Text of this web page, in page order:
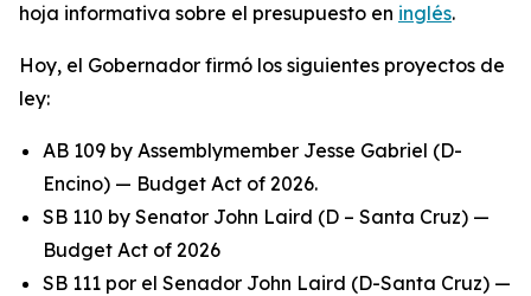
hoja informativa sobre el presupuesto en inglés.
Hoy, el Gobernador firmó los siguientes proyectos de
ley:
AB 109 by Assemblymember Jesse Gabriel (D-
Encino) — Budget Act of 2026.
SB 110 by Senator John Laird (D – Santa Cruz) —
Budget Act of 2026
SB 111 por el Senador John Laird (D-Santa Cruz) —